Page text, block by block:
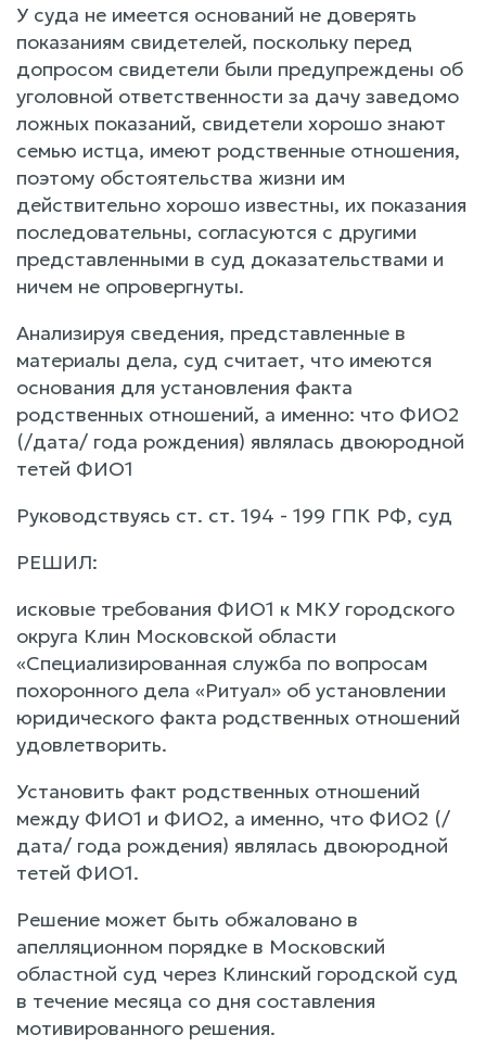
У суда не имеется оснований не доверять
показаниям свидетелей, поскольку перед
допросом свидетели были предупреждены об
уголовной ответственности за дачу заведомо
ложных показаний, свидетели хорошо знают
семью истца, имеют родственные отношения,
поэтому обстоятельства жизни им
действительно хорошо известны, их показания
последовательны, согласуются с другими
представленными в суд доказательствами и
ничем не опровергнуты.
Анализируя сведения, представленные в
материалы дела, суд считает, что имеются
основания для установления факта
родственных отношений, а именно: что ФИО2
(/дата/ года рождения) являлась двоюродной
тетей ФИО1
Руководствуясь ст. ст. 194 - 199 ГПК РФ, суд
РЕШИЛ:
исковые требования ФИО1 к МКУ городского
округа Клин Московской области
«Специализированная служба по вопросам
похоронного дела «Ритуал» об установлении
юридического факта родственных отношений
удовлетворить.
Установить факт родственных отношений
между ФИО1 и ФИО2, а именно, что ФИО2 (/
дата/ года рождения) являлась двоюродной
тетей ФИО1.
Решение может быть обжаловано в
апелляционном порядке в Московский
областной суд через Клинский городской суд
в течение месяца со дня составления
мотивированного решения.